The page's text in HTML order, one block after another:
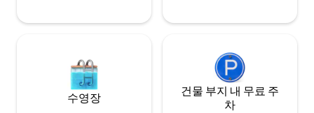
수영장
건물 부지 내 무료 주
차